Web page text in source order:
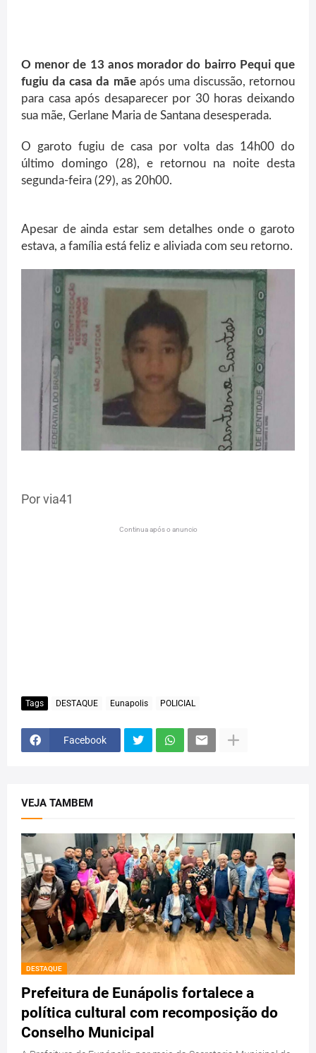
O menor de 13 anos morador do bairro Pequi que
fugiu da casa da mãeapós uma discussão, retornou
para casa após desaparecer por 30 horas deixando
sua mãe, Gerlane Maria de Santana desesperada.
O garoto fugiu de casa por volta das 14h00 do
último domingo (28), e retornou na noite desta
segunda-feira (29), as 20h00.
Apesar de ainda estar sem detalhes onde o garoto
estava, a família está feliz e aliviada com seu retorno.
Por via41
Continua após o anuncio
Tags DESTAQUE Eunapolis POLICIAL
Facebook
VEJA TAMBEM
DESTAQUE
Prefeitura de Eunápolis fortalece a
política cultural com recomposição do
Conselho Municipal